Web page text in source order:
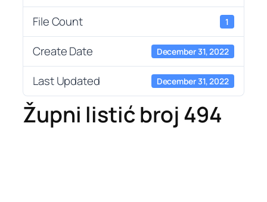
File Count 1
Create Date December 31, 2022
Last Updated December 31, 2022
Župni listić broj 494